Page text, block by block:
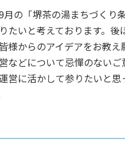
の「堺茶の湯まちづくり
たいと考えております。
様からのアイデアをお教
などについて忌憚のない
営に活かして参りたいと